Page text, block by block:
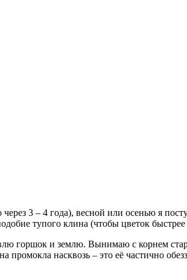
3 – 4 года), весной или осенью я
тупого клина (чтобы цветок
горшок и землю. Вынимаю с корнем
насквозь – это её частично